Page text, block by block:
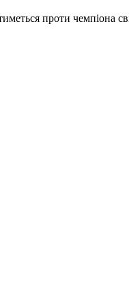
проти чемпіона